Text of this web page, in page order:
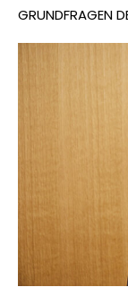
GRUNDFRAGEN